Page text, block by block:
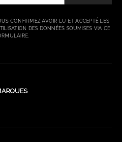
CONFIRMEZ AVOIR LU ET ACCEPTÉ LES
DES DONNÉES SOUMISES VIA CE